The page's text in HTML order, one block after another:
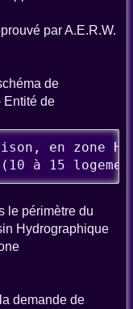
par A.E.R.W.
de
Entité de
en zone
à 15
le périmètre du
Hydrographique
demande de